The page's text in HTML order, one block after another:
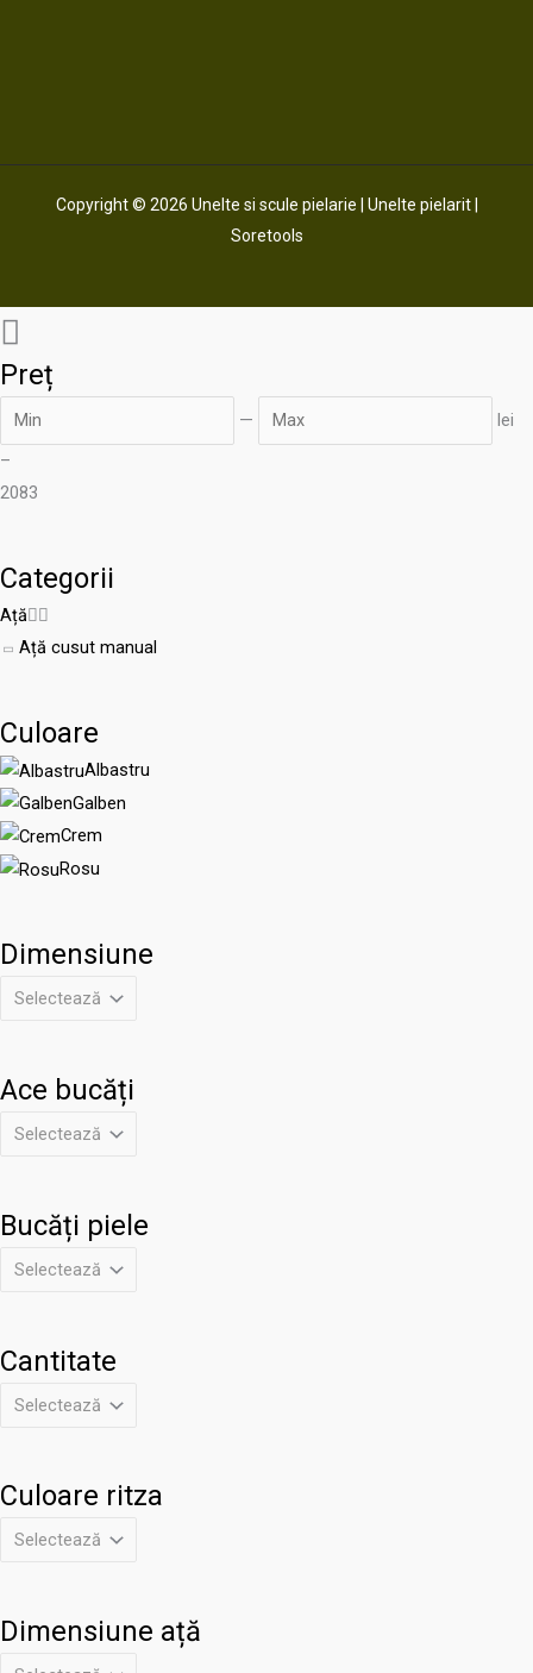
Copyright © 2026 Unelte si scule pielarie | Unelte pielarit |
Soretools
Preț
—
lei
–
2083
Categorii
Ață
Ață cusut manual
Culoare
Albastru
Galben
Crem
Rosu
Dimensiune
Ace bucăți
Bucăți piele
Cantitate
Culoare ritza
Dimensiune ață